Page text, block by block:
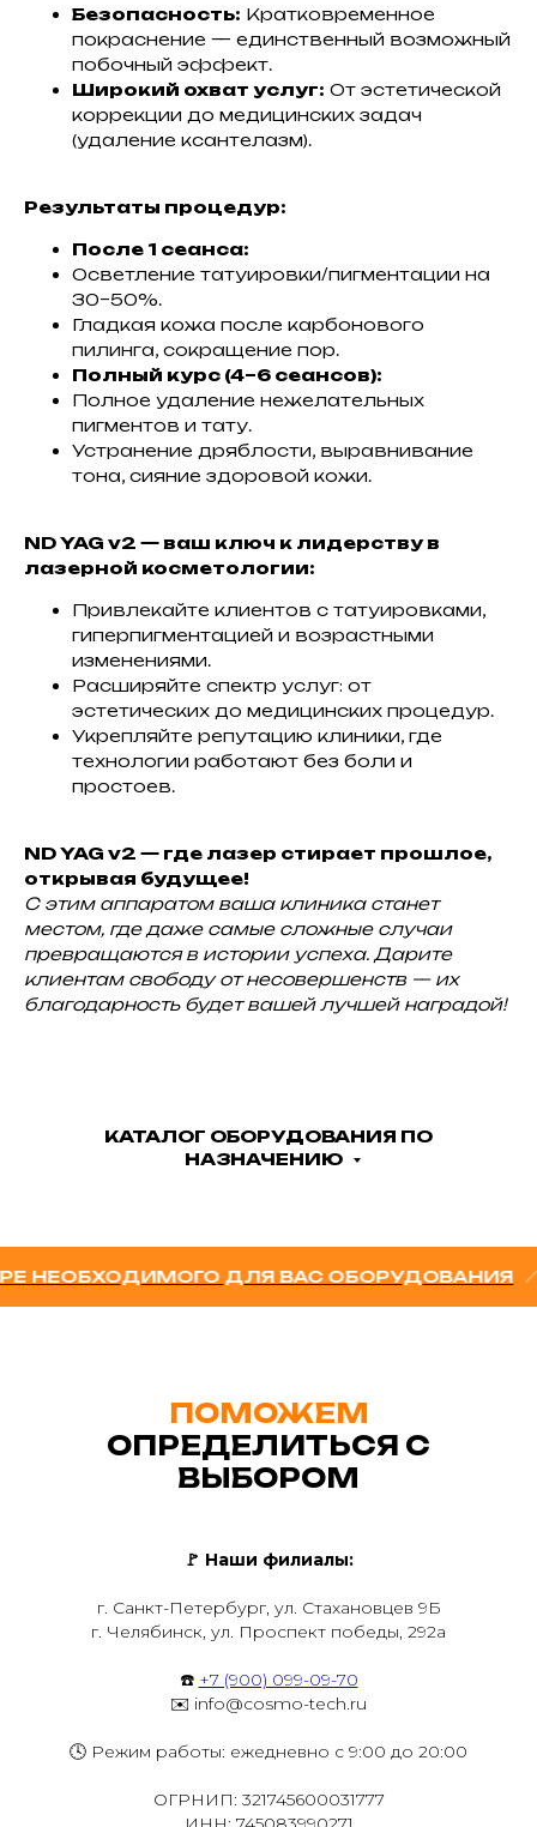
Безопасность: Кратковременное
покраснение — единственный возможный
побочный эффект.
Широкий охват услуг: От эстетической
коррекции до медицинских задач
(удаление ксантелазм).
Результаты процедур:
После 1 сеанса:
Осветление татуировки/пигментации на
30–50%.
Гладкая кожа после карбонового
пилинга, сокращение пор.
Полный курс (4–6 сеансов):
Полное удаление нежелательных
пигментов и тату.
Устранение дряблости, выравнивание
тона, сияние здоровой кожи.
ND YAG v2 — ваш ключ к лидерству в
лазерной косметологии:
Привлекайте клиентов с татуировками,
гиперпигментацией и возрастными
изменениями.
Расширяйте спектр услуг: от
эстетических до медицинских процедур.
Укрепляйте репутацию клиники, где
технологии работают без боли и
простоев.
ND YAG v2 — где лазер стирает прошлое,
открывая будущее!
С этим аппаратом ваша клиника станет
местом, где даже самые сложные случаи
превращаются в истории успеха. Дарите
клиентам свободу от несовершенств — их
благодарность будет вашей лучшей наградой!
КАТАЛОГ ОБОРУДОВАНИЯ ПО
НАЗНАЧЕНИЮ
ДЛЯ ВАС ОБОРУДОВАНИЯ
ПОМОЖЕМ
ОПРЕДЕЛИТЬСЯ С
ВЫБОРОМ
🚩 Наши филиалы:
г. Санкт-Петербург, ул. Стахановцев 9Б
г. Челябинск, ул. Проспект победы, 292а
☎️ +7 (900) 099-09-70
✉️ info@cosmo-tech.ru
🕓 Режим работы: ежедневно с 9:00 до 20:00
ОГРНИП: 321745600031777